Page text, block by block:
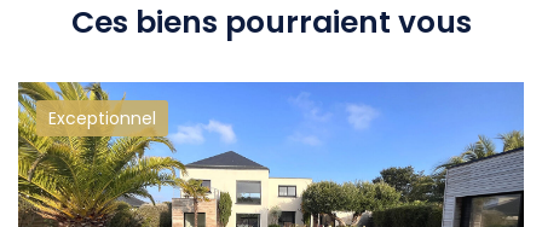
Ces biens pourraient vous
intéresser
Exceptionnel